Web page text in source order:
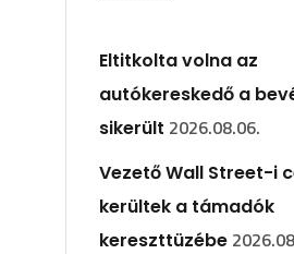
Eltitkolta volna az
autókereskedő a
sikerült 2026.08.06.
Vezető Wall Street-i
kerültek a támadók
kereszttüzébe